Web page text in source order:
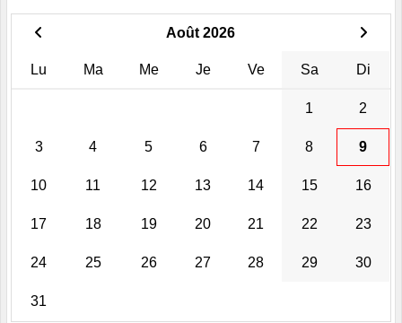
Août 2026
Lu Ma Me Je Ve Sa Di
1 2
3 4 5 6 7 8 9
10 11 12 13 14 15 16
17 18 19 20 21 22 23
24 25 26 27 28 29 30
31